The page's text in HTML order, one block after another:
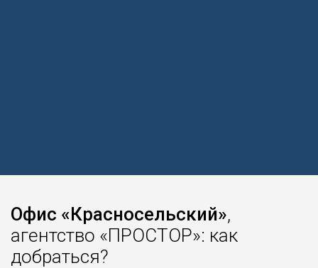
Офис «Красносельский»,
агентство «ПРОСТОР»: как
добраться?